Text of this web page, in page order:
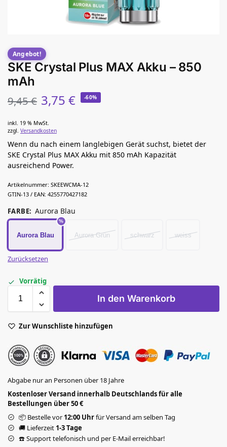
Angebot!
SKE Crystal Plus MAX Akku – 850
mAh
9,45€ 3,75 € -60%
inkl. 19 % MwSt.
zzgl. Versandkosten
Wenn du nach einem langlebigen Gerät suchst, bietet der
SKE Crystal Plus MAX Akku mit 850 mAh Kapazität
ausreichend Power.
Artikelnummer: SKEEWCMA-12
GTIN-13 / EAN: 4255770427182
FARBE: Aurora Blau
Aurora Blau Aurora Grün schwarz weiss
Zurücksetzen
Vorrätig
In den Warenkorb
Zur Wunschliste hinzufügen
Abgabe nur an Personen über 18 Jahre
Kostenloser Versand innerhalb Deutschlands für alle
Bestellungen über 50 €
📦 Bestelle vor12:00 Uhrfür Versand am selben Tag
🚚 Lieferzeit 1-3 Tage
☎️ Support telefonisch und per E-Mail erreichbar!